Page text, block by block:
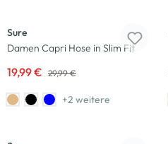
Sure
Damen Capri Hose in Slim Fit
19,99 € 29,99 €
+2 weitere